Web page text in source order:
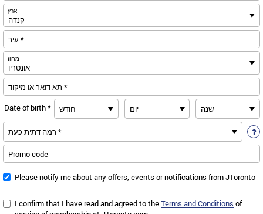
ארץ
עיר *
מחוז
תא דואר או מיקוד *
Date of birth *
Promo code
Please notify me about any offers, events or notifications fromJToronto
I confirm that I have read and agreed to theTerms and Conditions of